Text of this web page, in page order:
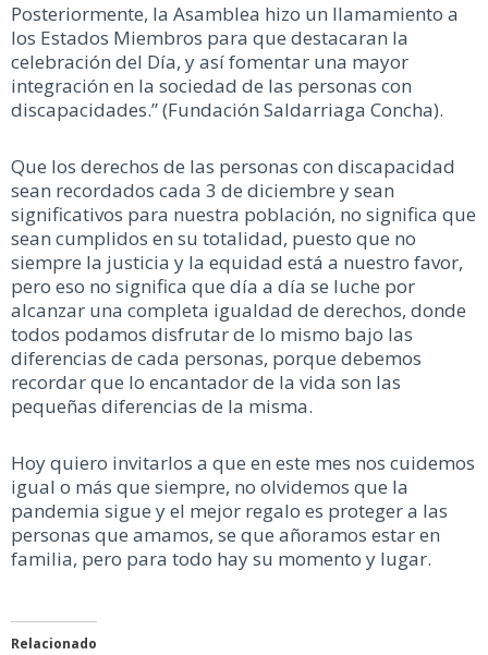
Posteriormente, la Asamblea hizo un llamamiento a
los Estados Miembros para que destacaran la
celebración del Día, y así fomentar una mayor
integración en la sociedad de las personas con
discapacidades.” (Fundación Saldarriaga Concha).
Que los derechos de las personas con discapacidad
sean recordados cada 3 de diciembre y sean
significativos para nuestra población, no significa que
sean cumplidos en su totalidad, puesto que no
siempre la justicia y la equidad está a nuestro favor,
pero eso no significa que día a día se luche por
alcanzar una completa igualdad de derechos, donde
todos podamos disfrutar de lo mismo bajo las
diferencias de cada personas, porque debemos
recordar que lo encantador de la vida son las
pequeñas diferencias de la misma.
Hoy quiero invitarlos a que en este mes nos cuidemos
igual o más que siempre, no olvidemos que la
pandemia sigue y el mejor regalo es proteger a las
personas que amamos, se que añoramos estar en
familia, pero para todo hay su momento y lugar.
Relacionado